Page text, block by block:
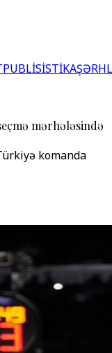
PUBLİSİSTİKA
mərhələsində
komanda